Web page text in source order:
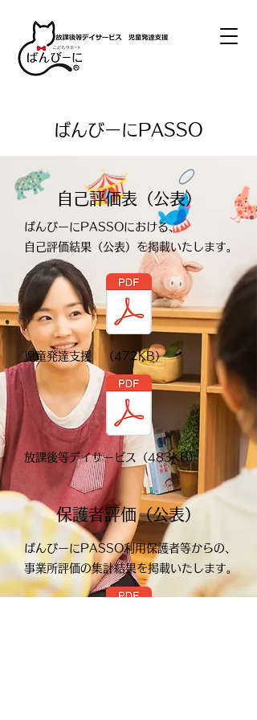
ばんびーにPASSO
自己評価表（公表）
ばんびーにPASSOにおける、
自己評価結果（公表）を掲載いたします。
児童発達支援 （472KB）
放課後等デイサービス（483KB）
保護者評価（公表）
ばんびーにPASSO利用保護者等からの、
事業所評価の集計結果を掲載いたします。